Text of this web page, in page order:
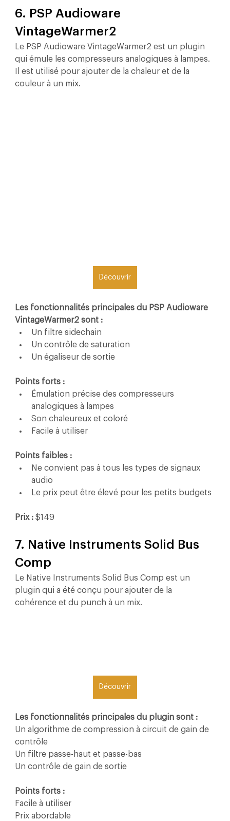
6. PSP Audioware
VintageWarmer2
Le PSP Audioware VintageWarmer2 est un plugin
qui émule les compresseurs analogiques à lampes.
Il est utilisé pour ajouter de la chaleur et de la
couleur à un mix.
Découvrir
Les fonctionnalités principales du PSP Audioware
VintageWarmer2 sont :
Un filtre sidechain
Un contrôle de saturation
Un égaliseur de sortie
Points forts :
Émulation précise des compresseurs
analogiques à lampes
Son chaleureux et coloré
Facile à utiliser
Points faibles :
Ne convient pas à tous les types de signaux
audio
Le prix peut être élevé pour les petits budgets
Prix : $149
7. Native Instruments Solid Bus
Comp
Le Native Instruments Solid Bus Comp est un
plugin qui a été conçu pour ajouter de la
cohérence et du punch à un mix.
Découvrir
Les fonctionnalités principales du plugin sont :
Un algorithme de compression à circuit de gain de
contrôle
Un filtre passe-haut et passe-bas
Un contrôle de gain de sortie
Points forts :
Facile à utiliser
Prix abordable